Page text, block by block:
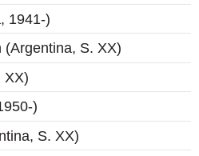
1941-)
(Argentina, S. XX)
XX)
)
S. XX)